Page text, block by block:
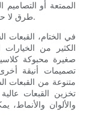
طرق لا حصر لها لإضفاء انطباعٍ مع القبعات الشتوية بالجملة.
في الختام، القبعات
الكثير من
صغيرة محبوكة
تصميمات أنيقة
متنوعة من القبعات
تخزين القبعات
والألوان والأنماط،